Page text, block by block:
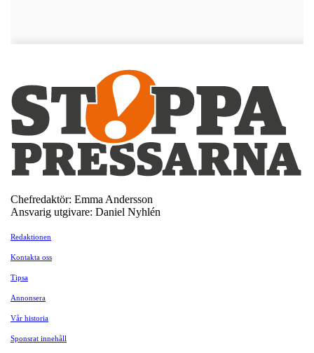
Chefredaktör: Emma Andersson
Ansvarig utgivare: Daniel Nyhlén
Redaktionen
Kontakta oss
Tipsa
Annonsera
Vår historia
Sponsrat innehåll